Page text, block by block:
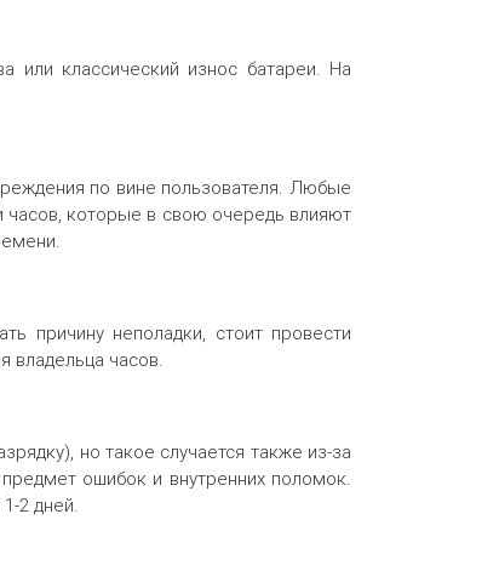
или классический износ батареи. На
по вине пользователя. Любые
часов, которые в свою очередь влияют
причину неполадки, стоит провести
владельца часов.
но такое случается также из-за
ошибок и внутренних поломок.
2 дней.